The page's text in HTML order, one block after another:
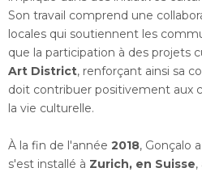
Son travail comprend une
locales qui soutiennent les
que la participation à des projets
Art District, renforçant ainsi sa
doit contribuer positivement aux
la vie culturelle.
À la fin de l'année 2018, Gonçalo
s'est installé à Zurich, en Suisse,